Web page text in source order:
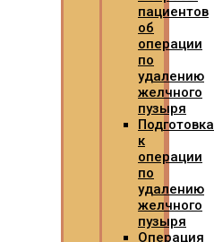
пациентов
об
операции
по
удалению
желчного
пузыря
Подготовка
к
операции
по
удалению
желчного
пузыря
Операция